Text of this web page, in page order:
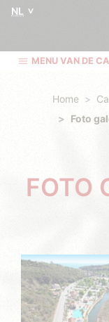
NL
MENU VAN DE
Home
Foto
FOTO